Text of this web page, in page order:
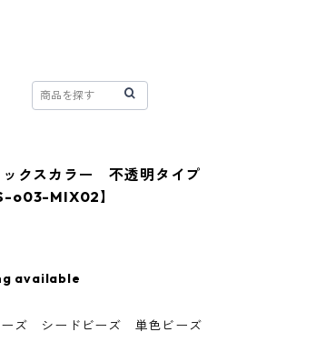
クスカラー 不透明タイプ
o03-MIX02】
available
ズ シードビーズ 単色ビーズ